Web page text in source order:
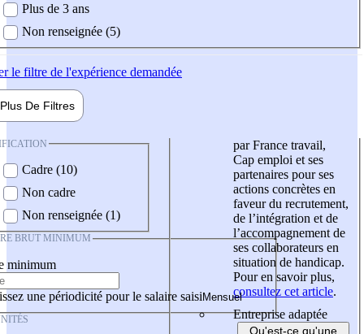
Plus de 3 ans
Non renseignée (5)
le filtre de l'expérience demandée
Plus De Filtres
Cadre (10)
Non cadre
Non renseignée (1)
BRUT MINIMUM
minimum
une périodicité pour le salaire saisi
par France travail,
Cap emploi et ses
partenaires pour ses
actions concrètes en
faveur du recrutement,
de l’intégration et de
l’accompagnement de
ses collaborateurs en
situation de handicap.
Pour en savoir plus,
consultez cet article.
Entreprise adaptée
Qu'est-ce qu'une